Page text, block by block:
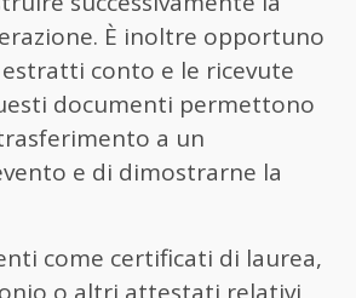
È inoltre opportuno
conto e le ricevute
documenti permettono
a un
e di dimostrarne la
come certificati di laurea,